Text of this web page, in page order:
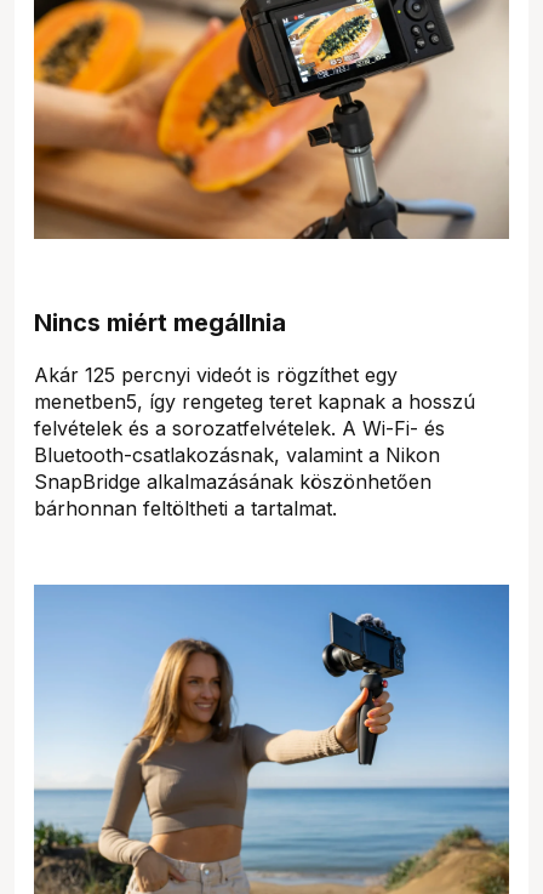
Nincs miért megállnia
Akár 125 percnyi videót is rögzíthet egy
menetben5, így rengeteg teret kapnak a hosszú
felvételek és a sorozatfelvételek. A Wi-Fi- és
Bluetooth-csatlakozásnak, valamint a Nikon
SnapBridge alkalmazásának köszönhetően
bárhonnan feltöltheti a tartalmat.